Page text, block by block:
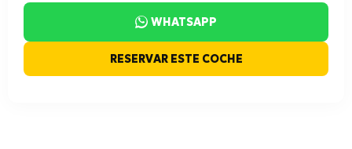
WHATSAPP
RESERVAR ESTE COCHE